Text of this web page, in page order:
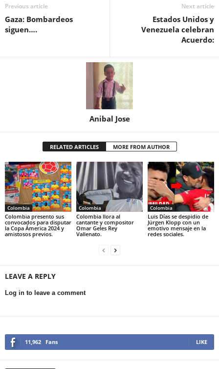
Previous article
Gaza: Bombardeos
siguen….
Next article
Estados Unidos y
Venezuela celebran
Acuerdo:
Anibal Jose
RELATED ARTICLES MORE FROM AUTHOR
Colombia
Colombia presento sus
convocados para disputar
la Copa Ámerica 2024 y
amistosos previos.
Colombia
Colombia llora al
cantante y compositor
Omar Geles Rey
Vallenato.
Colombia
Luis Días se despidio de
Jürgen Klopp con un
emotivo mensaje en la
redes sociales.
LEAVE A REPLY
Log in to leave a comment
11,962 Fans LIKE